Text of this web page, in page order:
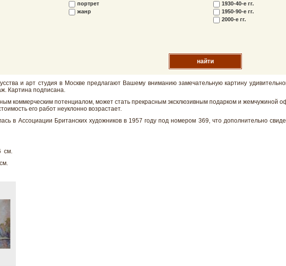
портрет
жанр
1930-40-е гг.
1950-90-е гг.
2000-е гг.
найти
и арт студия в Москве предлагают Вашему вниманию замечательную картину
Картина подписана.
коммерческим потенциалом, может стать прекрасным эксклюзивным подарком и жемчужиной
его работ неуклонно возрастает.
в Ассоциации Британских художников в 1957 году под номером 369, что дополнительно
см.